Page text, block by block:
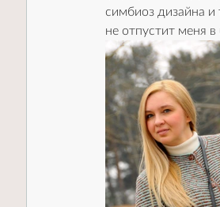
симбиоз дизайна и
не отпустит меня